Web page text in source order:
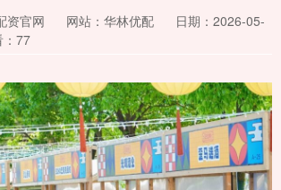
资官网 网站：华林优配
日期：2026-05-
：77